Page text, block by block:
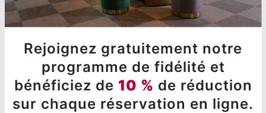
Rejoignez gratuitement notre
programme de fidélité et
bénéficiez de 10 % de réduction
sur chaque réservation en ligne.